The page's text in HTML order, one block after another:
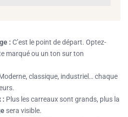
: C’est le point de départ. Optez-
marqué ou un ton sur ton
classique, industriel… chaque
: Plus les carreaux sont grands, plus la
sera visible.